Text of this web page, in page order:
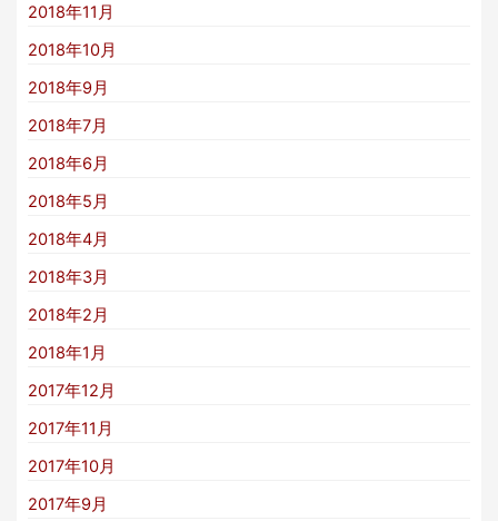
2018年11月
2018年10月
2018年9月
2018年7月
2018年6月
2018年5月
2018年4月
2018年3月
2018年2月
2018年1月
2017年12月
2017年11月
2017年10月
2017年9月